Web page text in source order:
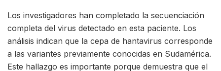
Los investigadores han completado la secuenciación
completa del virus detectado en esta paciente. Los
análisis indican que la cepa de hantavirus corresponde
a las variantes previamente conocidas en Sudamérica.
Este hallazgo es importante porque demuestra que el